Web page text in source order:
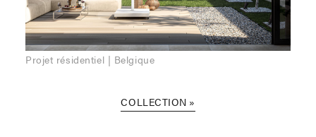
Projet résidentiel | Belgique
COLLECTION